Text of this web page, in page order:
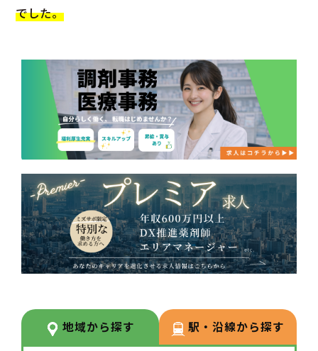
でした。
地域から探す 駅・沿線から探す